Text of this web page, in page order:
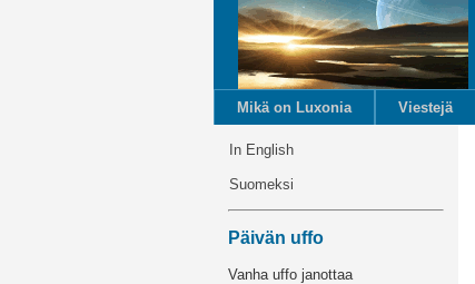
Mikä on Luxonia Viestejä
In English
Suomeksi
Päivän uffo
Vanha uffo janottaa